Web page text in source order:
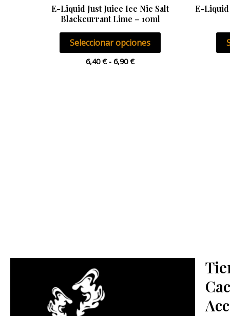
E-Liquid Just Juice Ice Nic Salt
Blackcurrant Lime – 10ml
Seleccionar opciones
la
de
producto
6,40€ - 6,90€
E-Liquid